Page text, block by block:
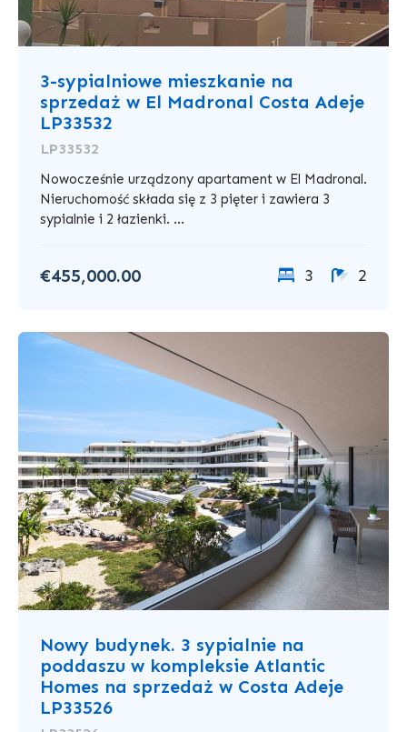
3-sypialniowe mieszkanie na
sprzedaż w El Madronal Costa Adeje
LP33532
LP33532
Nowocześnie urządzony apartament w El Madronal.
Nieruchomość składa się z 3 pięter i zawiera 3
sypialnie i 2 łazienki. ...
€455,000.00 3 2
Nowy budynek. 3 sypialnie na
poddaszu w kompleksie Atlantic
Homes na sprzedaż w Costa Adeje
LP33526